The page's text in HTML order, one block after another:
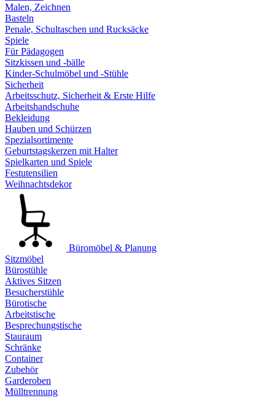
Malen, Zeichnen
Basteln
Penale, Schultaschen und Rucksäcke
Spiele
Für Pädagogen
Sitzkissen und -bälle
Kinder-Schulmöbel und -Stühle
Sicherheit
Arbeitsschutz, Sicherheit & Erste Hilfe
Arbeitshandschuhe
Bekleidung
Hauben und Schürzen
Spezialsortimente
Geburtstagskerzen mit Halter
Spielkarten und Spiele
Festutensilien
Weihnachtsdekor
Büromöbel & Planung
Sitzmöbel
Bürostühle
Aktives Sitzen
Besucherstühle
Bürotische
Arbeitstische
Besprechungstische
Stauraum
Schränke
Container
Zubehör
Garderoben
Mülltrennung